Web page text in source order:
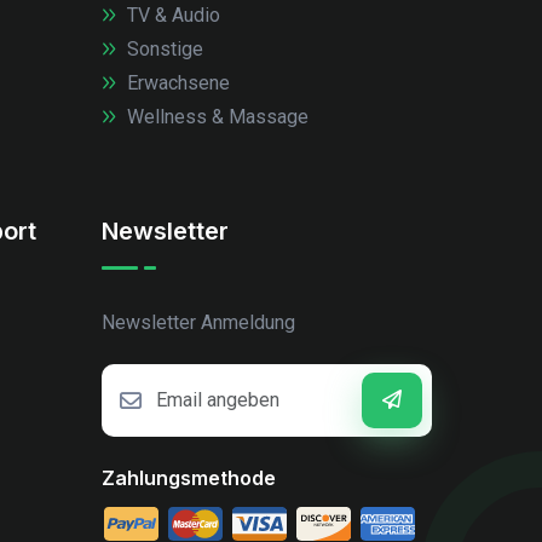
TV & Audio
Sonstige
Erwachsene
Wellness & Massage
Newsletter
Newsletter Anmeldung
Zahlungsmethode